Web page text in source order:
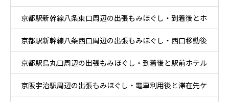
と乗換ケア
京都駅新幹線八条東口周辺の出張もみほぐし・到着後とホ
テル休息ケア
京都駅新幹線八条西口周辺の出張もみほぐし・西口移動後
とホテル休息ケア
京都駅烏丸口周辺の出張もみほぐし・到着後と駅前ホテル
ケア
京阪宇治駅周辺の出張もみほぐし・電車利用後と滞在先ケ